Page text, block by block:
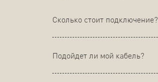
Сколько стоит подключение?
Подойдет ли мой кабель?